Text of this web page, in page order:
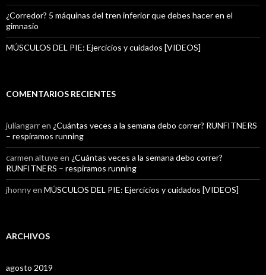
¿Corredor? 5 máquinas del tren inferior que debes hacer en el
gimnasio
MÚSCULOS DEL PIE: Ejercicios y cuidados [VIDEOS]
COMENTARIOS RECIENTES
juliangarren ¿Cuántas veces a la semana debo correr? RUNFITNERS
– respiramos running
carmen altuveen ¿Cuántas veces a la semana debo correr?
RUNFITNERS – respiramos running
jhonnyen MÚSCULOS DEL PIE: Ejercicios y cuidados [VIDEOS]
ARCHIVOS
agosto 2019